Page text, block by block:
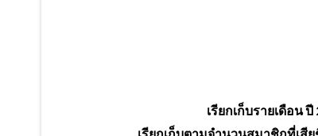
เรียกเก็บรายเดือน ปี